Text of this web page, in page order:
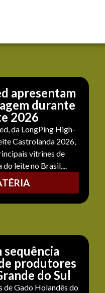
apresentam
durante
2026
da LongPing High-
Castrolanda 2026,
vitrines de
leite no Brasil....
sequência
produtores
do Sul
de Gado Holandês do